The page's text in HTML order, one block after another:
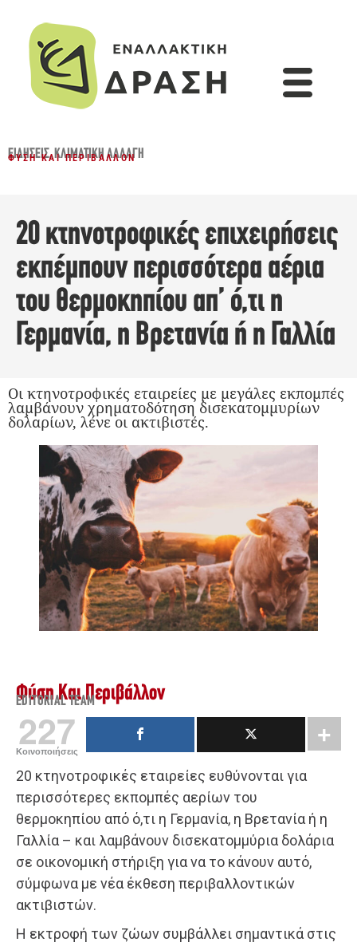
ΕΙΔΉΣΕΙΣ,ΚΛΙΜΑΤΙΚΉ ΑΛΛΑΓΉ
ΦΎΣΗ ΚΑΙ ΠΕΡΙΒΆΛΛΟΝ
20 κτηνοτροφικές επιχειρήσεις
εκπέμπουν περισσότερα αέρια
του θερμοκηπίου απ’ ό,τι η
Γερμανία, η Βρετανία ή η Γαλλία
Οι κτηνοτροφικές εταιρείες με μεγάλες εκπομπές
λαμβάνουν χρηματοδότηση δισεκατομμυρίων
δολαρίων, λένε οι ακτιβιστές.
Φύση Και Περιβάλλον
EDITORIAL TEAM
227
Κοινοποιήσεις
20 κτηνοτροφικές εταιρείες ευθύνονται για
περισσότερες εκπομπές αερίων του
θερμοκηπίου από ό,τι η Γερμανία, η Βρετανία ή η
Γαλλία – και λαμβάνουν δισεκατομμύρια δολάρια
σε οικονομική στήριξη για να το κάνουν αυτό,
σύμφωνα με νέα έκθεση περιβαλλοντικών
ακτιβιστών.
Η εκτροφή των ζώων συμβάλλει σημαντικά στις